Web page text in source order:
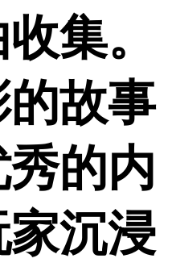
集。
故事
的内
沉浸